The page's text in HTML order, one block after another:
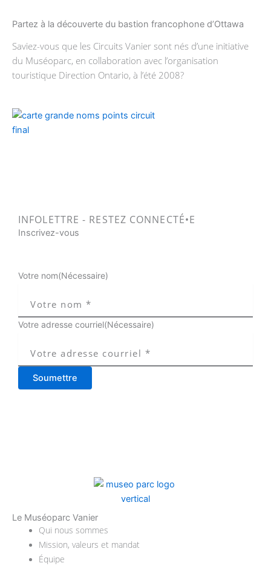
Partez à la découverte du bastion francophone d’Ottawa
Saviez-vous que les Circuits Vanier sont nés d’une initiative
du Muséoparc, en collaboration avec l’organisation
touristique Direction Ontario, à l’été 2008?
INFOLETTRE - RESTEZ CONNECTÉ•E
Inscrivez-vous
Votre nom(Nécessaire)
Votre adresse courriel(Nécessaire)
Soumettre
Le Muséoparc Vanier
Main
Menu
Qui nous sommes
Mission, valeurs et mandat
Équipe